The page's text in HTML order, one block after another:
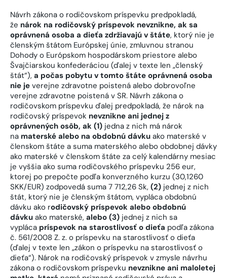
Návrh zákona o rodičovskom príspevku predpokladá,
že nárok na rodičovský príspevok nevznikne, ak sa
oprávnená osoba a dieťa zdržiavajú v štáte, ktorý nie je
členským štátom Európskej únie, zmluvnou stranou
Dohody o Európskom hospodárskom priestore alebo
Švajčiarskou konfederáciou (ďalej v texte len „členský
štát“), a počas pobytu v tomto štáte oprávnená osoba
nie je verejne zdravotne poistená alebo dobrovoľne
verejne zdravotne poistená v SR. Návrh zákona o
rodičovskom príspevku ďalej predpokladá, že nárok na
rodičovský príspevok nevznikne ani jednej z
oprávnených osôb, ak (1) jedna z nich má nárok
na materské alebo na obdobnú dávku ako materské v
členskom štáte a suma materského alebo obdobnej dávky
ako materské v členskom štáte za celý kalendárny mesiac
je vyššia ako suma rodičovského príspevku 256 eur,
ktorej po prepočte podľa konverzného kurzu (30,1260
SKK/EUR) zodpovedá suma 7 712,26 Sk, (2) jednej z nich
štát, ktorý nie je členským štátom, vypláca obdobnú
dávku ako rodičovský príspevok alebo obdobnú
dávku ako materské, alebo (3) jednej z nich sa
vypláca príspevok na starostlivosť o dieťa podľa zákona
č. 561/2008 Z. z. o príspevku na starostlivosť o dieťa
(ďalej v texte len „zákon o príspevku na starostlivosť o
dieťa“). Nárok na rodičovský príspevok v zmysle návrhu
zákona o rodičovskom príspevku nevznikne ani maloletej